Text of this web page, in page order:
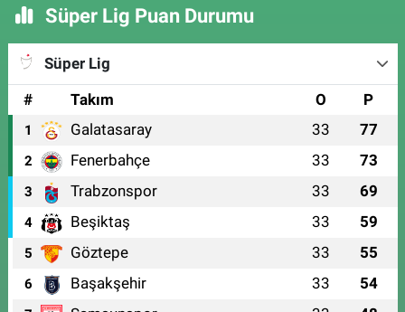
Süper Lig Puan Durumu
Süper Lig
#
Takım O P
1 Galatasaray 33 77
2 Fenerbahçe 33 73
3 Trabzonspor 33 69
4 Beşiktaş 33 59
5 Göztepe 33 55
6 Başakşehir 33 54